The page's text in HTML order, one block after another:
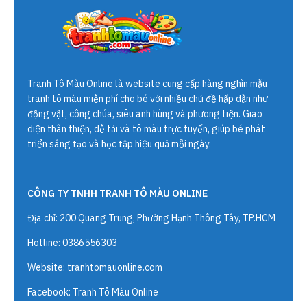
Tranh Tô Màu Online là website cung cấp hàng nghìn mẫu
tranh tô màu miễn phí cho bé với nhiều chủ đề hấp dẫn như
động vật, công chúa, siêu anh hùng và phương tiện. Giao
diện thân thiện, dễ tải và tô màu trực tuyến, giúp bé phát
triển sáng tạo và học tập hiệu quả mỗi ngày.
CÔNG TY TNHH TRANH TÔ MÀU ONLINE
Địa chỉ: 200 Quang Trung, Phường Hạnh Thông Tây, TP.HCM
Hotline: 0386556303
Website: tranhtomauonline.com
Facebook: Tranh Tô Màu Online